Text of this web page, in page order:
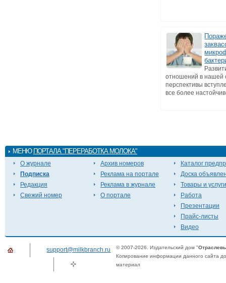
отношений в нашей
перспективы
все более
МЕНЮ ПОРТАЛА "ПЕРЕРАБОТКА МОЛОКА"
О журнале
Подписка
Редакция
Свежий номер
Архив номеров
Реклама на портале
Реклама в журнале
О портале
Каталог
Доска
Товары и услуги
Работа
Презентации
Прайс-листы
Видео
support@milkbranch.ru © 2007-2026. Издательский дом "
Копирование информации данного сайта
материал